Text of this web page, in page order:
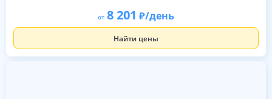
от 8 201 /день
Найти цены